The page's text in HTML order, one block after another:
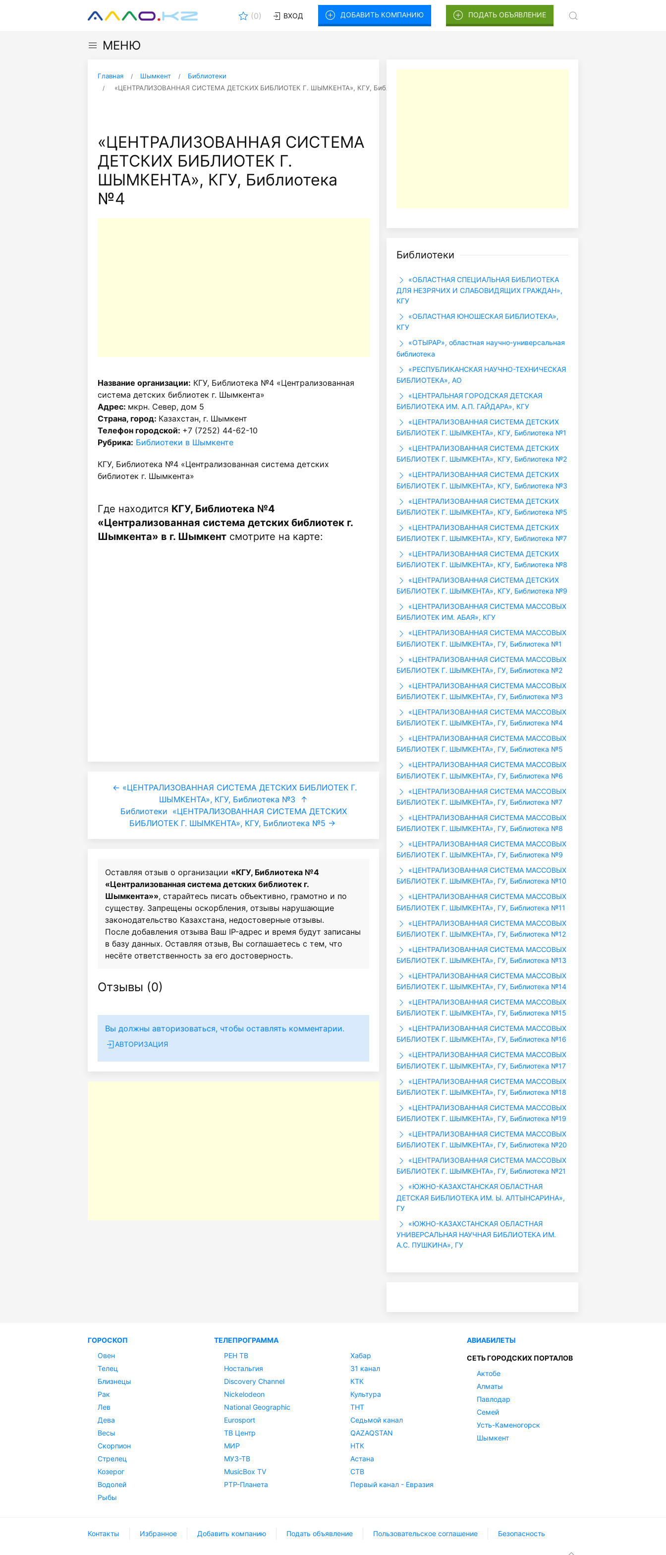
(0) ВХОД ДОБАВИТЬ КОМПАНИЮ ПОДАТЬ ОБЪЯВЛЕНИЕ
МЕНЮ
Главная Шымкент
Библиотеки
«ЦЕНТРАЛИЗОВАННАЯ СИСТЕМА ДЕТСКИХ БИБЛИОТЕК Г. ШЫМКЕНТА», КГУ, Библиотека №4
«ЦЕНТРАЛИЗОВАННАЯ СИСТЕМА
ДЕТСКИХ БИБЛИОТЕК Г.
ШЫМКЕНТА», КГУ, Библиотека
№4
Название организации: КГУ, Библиотека №4 «Централизованная
система детских библиотек г. Шымкента»
Адрес: мкрн. Север, дом 5
Страна, город: Казахстан, г. Шымкент
Телефон городской: +7 (7252) 44-62-10
Рубрика: Библиотеки в Шымкенте
КГУ, Библиотека №4 «Централизованная система детских
библиотек г. Шымкента»
Где находится КГУ, Библиотека №4
«Централизованная система детских библиотек г.
Шымкента» в г. Шымкент смотрите на карте:
← «ЦЕНТРАЛИЗОВАННАЯ СИСТЕМА ДЕТСКИХ БИБЛИОТЕК Г.
ШЫМКЕНТА», КГУ, Библиотека №3
↑
Библиотеки «ЦЕНТРАЛИЗОВАННАЯ СИСТЕМА ДЕТСКИХ
БИБЛИОТЕК Г. ШЫМКЕНТА», КГУ, Библиотека №5 →
Оставляя отзыв о организации «КГУ, Библиотека №4
«Централизованная система детских библиотек г.
Шымкента»», старайтесь писать объективно, грамотно и по
существу. Запрещены оскорбления, отзывы нарушающие
законодательство Казахстана, недостоверные отзывы.
После добавления отзыва Ваш IP-адрес и время будут записаны
в базу данных. Оставляя отзыв, Вы соглашаетесь с тем, что
несёте ответственность за его достоверность.
Отзывы (0)
Вы должны авторизоваться, чтобы оставлять комментарии.
АВТОРИЗАЦИЯ
Библиотеки
«ОБЛАСТНАЯ СПЕЦИАЛЬНАЯ БИБЛИОТЕКА
ДЛЯ НЕЗРЯЧИХ И СЛАБОВИДЯЩИХ ГРАЖДАН»,
КГУ
«ОБЛАСТНАЯ ЮНОШЕСКАЯ БИБЛИОТЕКА»,
КГУ
«ОТЫРАР», областная научно-универсальная
библиотека
«РЕСПУБЛИКАНСКАЯ НАУЧНО-ТЕХНИЧЕСКАЯ
БИБЛИОТЕКА», АО
«ЦЕНТРАЛЬНАЯ ГОРОДСКАЯ ДЕТСКАЯ
БИБЛИОТЕКА ИМ. А.П. ГАЙДАРА», КГУ
«ЦЕНТРАЛИЗОВАННАЯ СИСТЕМА ДЕТСКИХ
БИБЛИОТЕК Г. ШЫМКЕНТА», КГУ, Библиотека №1
«ЦЕНТРАЛИЗОВАННАЯ СИСТЕМА ДЕТСКИХ
БИБЛИОТЕК Г. ШЫМКЕНТА», КГУ, Библиотека №2
«ЦЕНТРАЛИЗОВАННАЯ СИСТЕМА ДЕТСКИХ
БИБЛИОТЕК Г. ШЫМКЕНТА», КГУ, Библиотека №3
«ЦЕНТРАЛИЗОВАННАЯ СИСТЕМА ДЕТСКИХ
БИБЛИОТЕК Г. ШЫМКЕНТА», КГУ, Библиотека №5
«ЦЕНТРАЛИЗОВАННАЯ СИСТЕМА ДЕТСКИХ
БИБЛИОТЕК Г. ШЫМКЕНТА», КГУ, Библиотека №7
«ЦЕНТРАЛИЗОВАННАЯ СИСТЕМА ДЕТСКИХ
БИБЛИОТЕК Г. ШЫМКЕНТА», КГУ, Библиотека №8
«ЦЕНТРАЛИЗОВАННАЯ СИСТЕМА ДЕТСКИХ
БИБЛИОТЕК Г. ШЫМКЕНТА», КГУ, Библиотека №9
«ЦЕНТРАЛИЗОВАННАЯ СИСТЕМА МАССОВЫХ
БИБЛИОТЕК ИМ. АБАЯ», КГУ
«ЦЕНТРАЛИЗОВАННАЯ СИСТЕМА МАССОВЫХ
БИБЛИОТЕК Г. ШЫМКЕНТА», ГУ, Библиотека №1
«ЦЕНТРАЛИЗОВАННАЯ СИСТЕМА МАССОВЫХ
БИБЛИОТЕК Г. ШЫМКЕНТА», ГУ, Библиотека №2
«ЦЕНТРАЛИЗОВАННАЯ СИСТЕМА МАССОВЫХ
БИБЛИОТЕК Г. ШЫМКЕНТА», ГУ, Библиотека №3
«ЦЕНТРАЛИЗОВАННАЯ СИСТЕМА МАССОВЫХ
БИБЛИОТЕК Г. ШЫМКЕНТА», ГУ, Библиотека №4
«ЦЕНТРАЛИЗОВАННАЯ СИСТЕМА МАССОВЫХ
БИБЛИОТЕК Г. ШЫМКЕНТА», ГУ, Библиотека №5
«ЦЕНТРАЛИЗОВАННАЯ СИСТЕМА МАССОВЫХ
БИБЛИОТЕК Г. ШЫМКЕНТА», ГУ, Библиотека №6
«ЦЕНТРАЛИЗОВАННАЯ СИСТЕМА МАССОВЫХ
БИБЛИОТЕК Г. ШЫМКЕНТА», ГУ, Библиотека №7
«ЦЕНТРАЛИЗОВАННАЯ СИСТЕМА МАССОВЫХ
БИБЛИОТЕК Г. ШЫМКЕНТА», ГУ, Библиотека №8
«ЦЕНТРАЛИЗОВАННАЯ СИСТЕМА МАССОВЫХ
БИБЛИОТЕК Г. ШЫМКЕНТА», ГУ, Библиотека №9
«ЦЕНТРАЛИЗОВАННАЯ СИСТЕМА МАССОВЫХ
БИБЛИОТЕК Г. ШЫМКЕНТА», ГУ, Библиотека №10
«ЦЕНТРАЛИЗОВАННАЯ СИСТЕМА МАССОВЫХ
БИБЛИОТЕК Г. ШЫМКЕНТА», ГУ, Библиотека №11
«ЦЕНТРАЛИЗОВАННАЯ СИСТЕМА МАССОВЫХ
БИБЛИОТЕК Г. ШЫМКЕНТА», ГУ, Библиотека №12
«ЦЕНТРАЛИЗОВАННАЯ СИСТЕМА МАССОВЫХ
БИБЛИОТЕК Г. ШЫМКЕНТА», ГУ, Библиотека №13
«ЦЕНТРАЛИЗОВАННАЯ СИСТЕМА МАССОВЫХ
БИБЛИОТЕК Г. ШЫМКЕНТА», ГУ, Библиотека №14
«ЦЕНТРАЛИЗОВАННАЯ СИСТЕМА МАССОВЫХ
БИБЛИОТЕК Г. ШЫМКЕНТА», ГУ, Библиотека №15
«ЦЕНТРАЛИЗОВАННАЯ СИСТЕМА МАССОВЫХ
БИБЛИОТЕК Г. ШЫМКЕНТА», ГУ, Библиотека №16
«ЦЕНТРАЛИЗОВАННАЯ СИСТЕМА МАССОВЫХ
БИБЛИОТЕК Г. ШЫМКЕНТА», ГУ, Библиотека №17
«ЦЕНТРАЛИЗОВАННАЯ СИСТЕМА МАССОВЫХ
БИБЛИОТЕК Г. ШЫМКЕНТА», ГУ, Библиотека №18
«ЦЕНТРАЛИЗОВАННАЯ СИСТЕМА МАССОВЫХ
БИБЛИОТЕК Г. ШЫМКЕНТА», ГУ, Библиотека №19
«ЦЕНТРАЛИЗОВАННАЯ СИСТЕМА МАССОВЫХ
БИБЛИОТЕК Г. ШЫМКЕНТА», ГУ, Библиотека №20
«ЦЕНТРАЛИЗОВАННАЯ СИСТЕМА МАССОВЫХ
БИБЛИОТЕК Г. ШЫМКЕНТА», ГУ, Библиотека №21
«ЮЖНО-КАЗАХСТАНСКАЯ ОБЛАСТНАЯ
ДЕТСКАЯ БИБЛИОТЕКА ИМ. Ы. АЛТЫНСАРИНА»,
ГУ
«ЮЖНО-КАЗАХСТАНСКАЯ ОБЛАСТНАЯ
УНИВЕРСАЛЬНАЯ НАУЧНАЯ БИБЛИОТЕКА ИМ.
А.С. ПУШКИНА», ГУ
ГОРОСКОП
Овен
Телец
Близнецы
Рак
Лев
Дева
Весы
Скорпион
Стрелец
Козерог
Водолей
Рыбы
ТЕЛЕПРОГРАММА
РЕН ТВ
Ностальгия
Discovery Channel
Nickelodeon
National Geographic
Eurosport
ТВ Центр
МИР
МУЗ-ТВ
MusicBox TV
РТР-Планета
Хабар
31 канал
КТК
Культура
ТНТ
Седьмой канал
QAZAQSTAN
НТК
Астана
СТВ
Первый канал - Евразия
АВИАБИЛЕТЫ
СЕТЬ ГОРОДСКИХ ПОРТАЛОВ
Актобе
Алматы
Павлодар
Семей
Усть-Каменогорск
Шымкент
Контакты Избранное Добавить компанию Подать объявление Пользовательское соглашение Безопасность